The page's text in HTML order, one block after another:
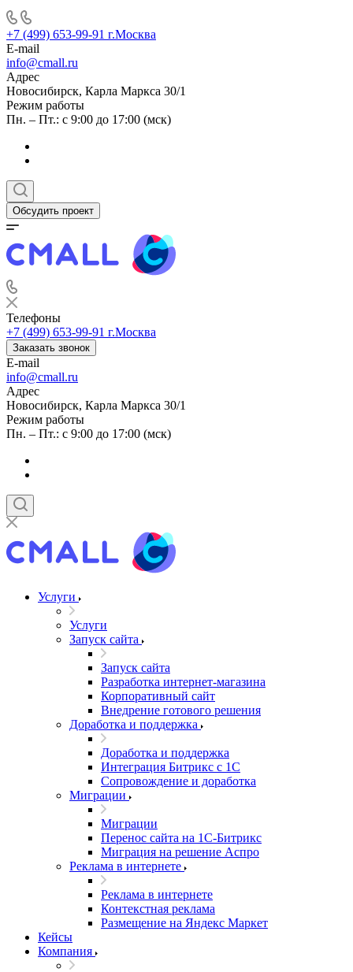
+7 (499) 653-99-91 г.Москва
E-mail
info@cmall.ru
Адрес
Новосибирск, Карла Маркса 30/1
Режим работы
Пн. – Пт.: с 9:00 до 17:00 (мск)
Обсудить проект
Телефоны
+7 (499) 653-99-91 г.Москва
Заказать звонок
E-mail
info@cmall.ru
Адрес
Новосибирск, Карла Маркса 30/1
Режим работы
Пн. – Пт.: с 9:00 до 17:00 (мск)
Услуги
Услуги
Запуск сайта
Запуск сайта
Разработка интернет-магазина
Корпоративный сайт
Внедрение готового решения
Доработка и поддержка
Доработка и поддержка
Интеграция Битрикс с 1С
Сопровождение и доработка
Миграции
Миграции
Перенос сайта на 1С-Битрикс
Миграция на решение Аспро
Реклама в интернете
Реклама в интернете
Контекстная реклама
Размещение на Яндекс Маркет
Кейсы
Компания